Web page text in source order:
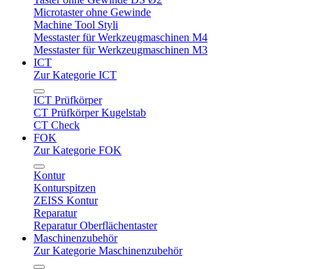
Microtaster ohne Gewinde
Machine Tool Styli
Messtaster für Werkzeugmaschinen M4
Messtaster für Werkzeugmaschinen M3
ICT
Zur Kategorie ICT
ICT Prüfkörper
CT Prüfkörper Kugelstab
CT Check
FOK
Zur Kategorie FOK
Kontur
Konturspitzen
ZEISS Kontur
Reparatur
Reparatur Oberflächentaster
Maschinenzubehör
Zur Kategorie Maschinenzubehör